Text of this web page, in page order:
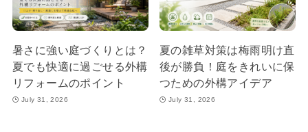
暑さに強い庭づくりとは？
夏でも快適に過ごせる外構
リフォームのポイント
July 31, 2026
夏の雑草対策は梅雨明け直
後が勝負！庭をきれいに保
つための外構アイデア
July 31, 2026